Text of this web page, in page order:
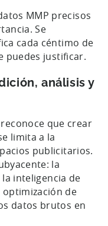
MMP precisos
Se
cada céntimo de
puedes justificar.
análisis y
que crear
limita a la
publicitarios.
la
inteligencia de
de
datos brutos en